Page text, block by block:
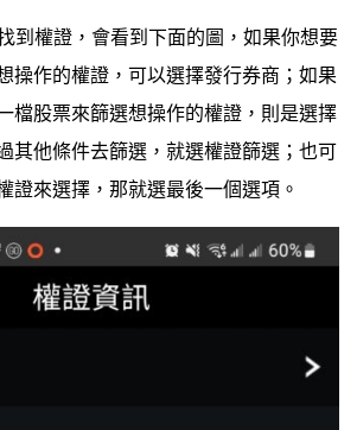
到權證，會看到下面的圖，如果你想要
操作的權證，可以選擇發行券商；如果
檔股票來篩選想操作的權證，則是選擇
其他條件去篩選，就選權證篩選；也可
證來選擇，那就選最後一個選項。